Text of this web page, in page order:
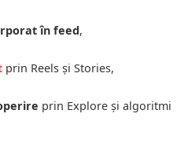
în feed,
prin Reels și Stories,
prin Explore și algoritmi